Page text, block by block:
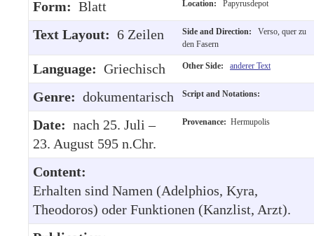
Form: Blatt Location: Papyrusdepot
Text Layout: 6 Zeilen Side and Direction:
Verso, quer zu
den Fasern
Language: Griechisch Other Side: anderer Text
Genre: dokumentarisch Script and Notations:
Date: nach 25. Juli –
23. August 595 n.Chr.
Provenance: Hermupolis
Content:
Erhalten sind Namen (Adelphios, Kyra,
Theodoros) oder Funktionen (Kanzlist, Arzt).